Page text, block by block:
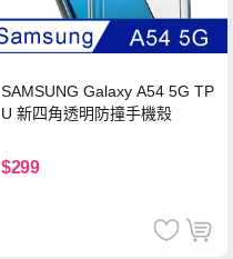
SAMSUNG Galaxy A54 5G TP
U 新四角透明防撞手機殼
$299